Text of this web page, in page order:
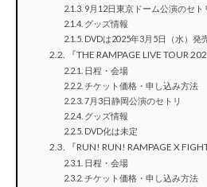
9月12日東京ドーム公演のセト
グッズ情報
DVDは2025年3月5日（水）発
『THE RAMPAGE LIVE TOUR
日程・会場
チケット価格・申し込み方法
7月3日静岡公演のセトリ
グッズ情報
DVD化は未定
『RUN! RUN! RAMPAGE X
日程・会場
チケット価格・申し込み方法